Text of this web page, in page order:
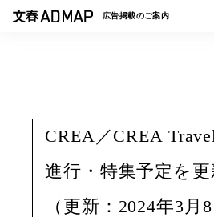
広告掲載のご案内
ト
CREA／CREA
進行・特集予定を
（更新：2024年3月8